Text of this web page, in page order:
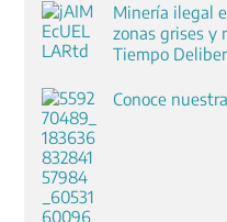
Minería ilegal
zonas grises y
Tiempo
Conoce